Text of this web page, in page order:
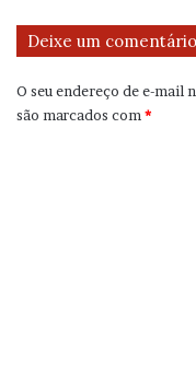
Deixe um comentário
O seu endereço de e-mail
são marcados com *